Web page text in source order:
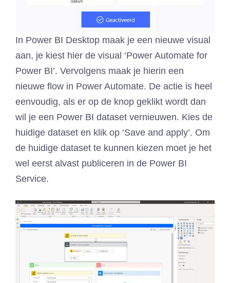
In Power BI Desktop maak je een nieuwe visual
aan, je kiest hier de visual ‘Power Automate for
Power BI’. Vervolgens maak je hierin een
nieuwe flow in Power Automate. De actie is heel
eenvoudig, als er op de knop geklikt wordt dan
wil je een Power BI dataset vernieuwen. Kies de
huidige dataset en klik op ‘Save and apply’. Om
de huidige dataset te kunnen kiezen moet je het
wel eerst alvast publiceren in de Power BI
Service.